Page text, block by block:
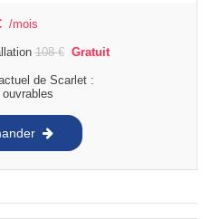
/mois
108€ Gratuit
de Scarlet :